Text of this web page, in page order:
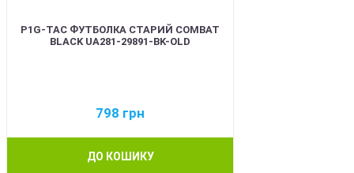
P1G-TAC ФУТБОЛКА СТАРИЙ COMBAT
BLACK UA281-29891-BK-OLD
798 грн
ДО КОШИКУ